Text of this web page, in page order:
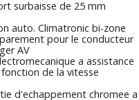
surbaisse de 25 mm
auto. Climatronic bi-zone
pour le conducteur
AV
a assistance
de la vitesse
d'echappement chromee a